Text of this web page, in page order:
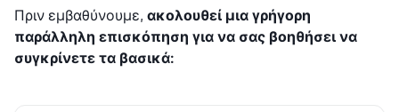
Πριν εμβαθύνουμε, ακολουθεί μια γρήγορη
παράλληλη επισκόπηση για να σας βοηθήσει να
συγκρίνετε τα βασικά: